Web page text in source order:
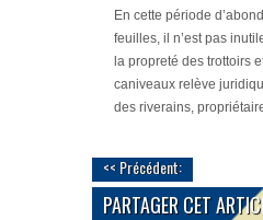
En cette période
feuilles, il n’est pas
la propreté des trottoirs
caniveaux relève
des riverains,
<< Précédent:
PARTAGER CET